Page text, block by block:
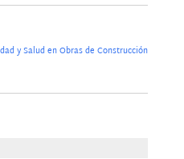
y Salud en Obras de Construcción